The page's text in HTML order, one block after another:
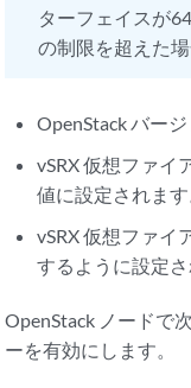
ターフェイスが
の制限を超えた
OpenStack バー
vSRX 仮想ファイ
値に設定されます
vSRX 仮想ファイ
するように設定さ
OpenStack ノードで
ーを有効にします。